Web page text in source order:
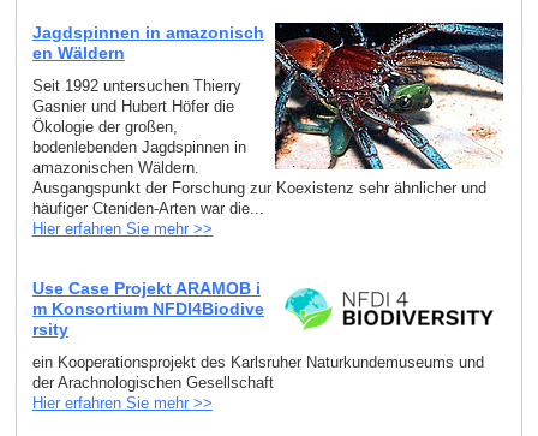
Jagdspinnen in amazonisch
en Wäldern
Seit 1992 untersuchen Thierry
Gasnier und Hubert Höfer die
Ökologie der großen,
bodenlebenden Jagdspinnen in
amazonischen Wäldern.
Ausgangspunkt der Forschung zur Koexistenz sehr ähnlicher und
häufiger Cteniden-Arten war die...
Hier erfahren Sie mehr >>
Use Case Projekt ARAMOB i
m Konsortium NFDI4Biodive
rsity
ein Kooperationsprojekt des Karlsruher Naturkundemuseums und
der Arachnologischen Gesellschaft
Hier erfahren Sie mehr >>